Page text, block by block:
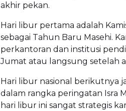
akhir pekan.
Hari libur pertama adalah
sebagai Tahun Baru Masehi.
perkantoran dan institusi
Jumat atau langsung setelah
Hari libur nasional berikutnya
dalam rangka peringatan Isra
hari libur ini sangat strategis